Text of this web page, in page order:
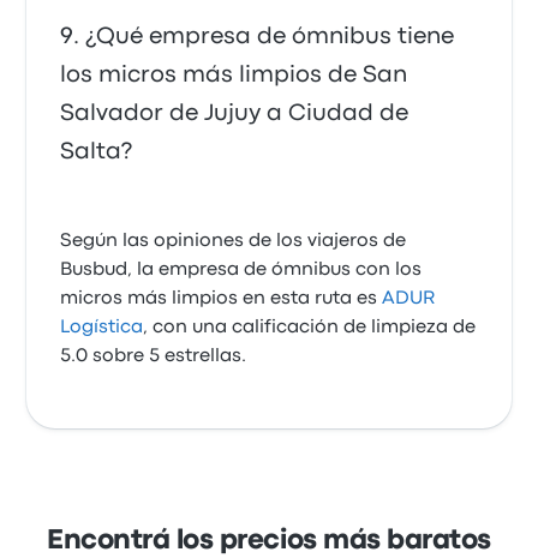
¿Qué empresa de ómnibus tiene
los micros más limpios de San
Salvador de Jujuy a Ciudad de
Salta?
Según las opiniones de los viajeros de
Busbud, la empresa de ómnibus con los
micros más limpios en esta ruta esADUR
Logística, con una calificación de limpieza de
5.0 sobre 5 estrellas.
Encontrá los precios más baratos